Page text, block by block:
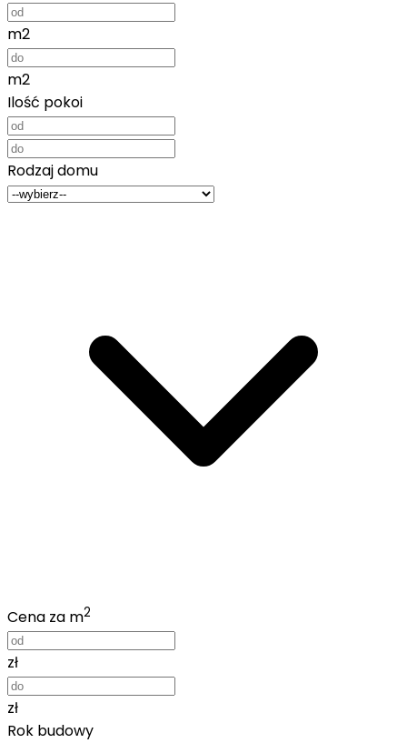
m2
m2
Ilość pokoi
Rodzaj domu
Cena za m2
zł
zł
Rok budowy